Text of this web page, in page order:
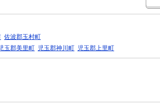
佐波郡玉村町
玉郡美里町 児玉郡神川町 児玉郡上里町